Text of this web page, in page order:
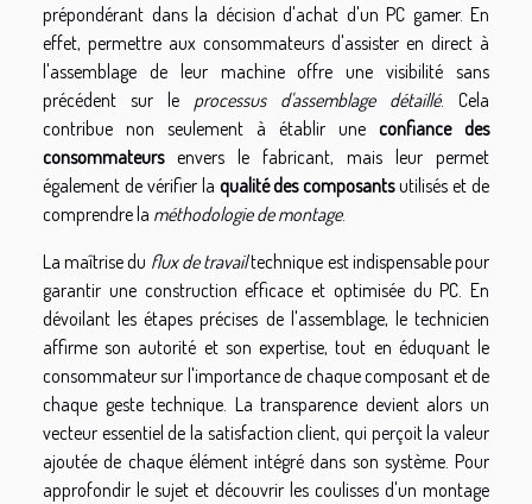
prépondérant dans la décision d'achat d'un PC gamer. En
effet, permettre aux consommateurs d'assister en direct à
l'assemblage de leur machine offre une visibilité sans
précédent sur le processus d'assemblage détaillé. Cela
contribue non seulement à établir une confiance des
consommateursenvers le fabricant, mais leur permet
également de vérifier la qualité des composantsutilisés et de
comprendre la méthodologie de montage.
La maîtrise du flux de travailtechnique est indispensable pour
garantir une construction efficace et optimisée du PC. En
dévoilant les étapes précises de l'assemblage, le technicien
affirme son autorité et son expertise, tout en éduquant le
consommateur sur l'importance de chaque composant et de
chaque geste technique. La transparence devient alors un
vecteur essentiel de la satisfaction client, qui perçoit la valeur
ajoutée de chaque élément intégré dans son système. Pour
approfondir le sujet et découvrir les coulisses d'un montage